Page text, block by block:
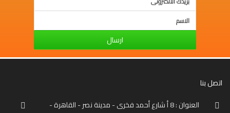
المتكاملة
البحث
العلمى
ارسال
اتصل بنا
العنوان : 8 أ شارع أحمد فخرى - مدينة نصر - القاهرة -